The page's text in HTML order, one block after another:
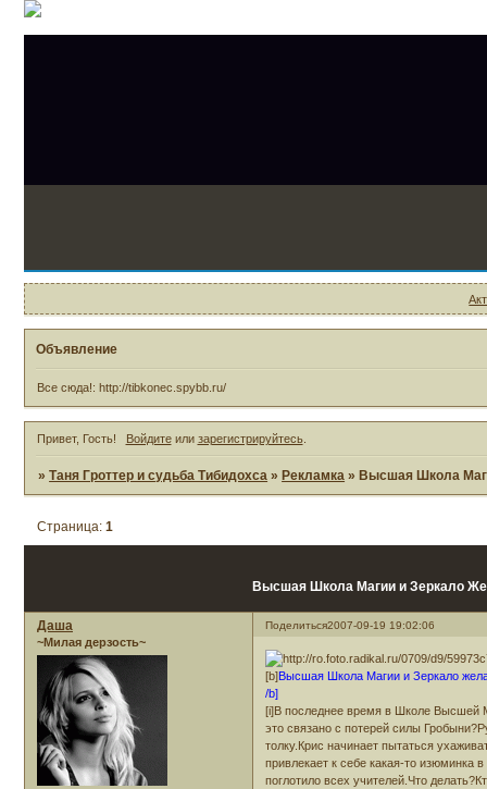
Объявление
Все сюда!: http://tibkonec.spybb.ru/
Привет, Гость! Войдитеили зарегистрируйтесь.
»Таня Гроттер и судьба Тибидохса »Рекламка »Высшая Школа
Высшая Школа Магии и Зеркало
Страница:1
Поделиться2007-09-19 19:02:06
Даша
~Милая дерзость~
[b]Высшая Школа Магии и Зеркало
/b]
[i]В последнее время в Школе Высшей
это связано с потерей силы
толку.Крис начинает пытаться
привлекает к себе какая-то изюминка
поглотило всех учителей.Что